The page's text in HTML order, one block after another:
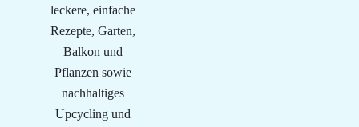
leckere, einfache
Rezepte, Garten,
Balkon und
Pflanzen sowie
nachhaltiges
Upcycling und